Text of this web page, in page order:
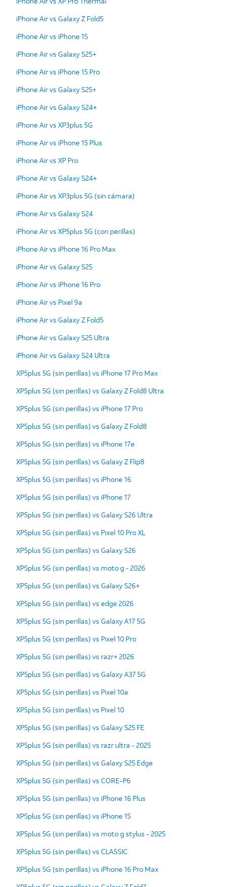
iPhone Air vs Galaxy Z Fold5
iPhone Air vs iPhone 15
iPhone Air vs Galaxy S25+
iPhone Air vs iPhone 15 Pro
iPhone Air vs Galaxy S25+
iPhone Air vs Galaxy S24+
iPhone Air vs XP3plus 5G
iPhone Air vs iPhone 15 Plus
iPhone Air vs XP Pro
iPhone Air vs Galaxy S24+
iPhone Air vs XP3plus 5G (sin cámara)
iPhone Air vs Galaxy S24
iPhone Air vs XP5plus 5G (con perillas)
iPhone Air vs iPhone 16 Pro Max
iPhone Air vs Galaxy S25
iPhone Air vs iPhone 16 Pro
iPhone Air vs Pixel 9a
iPhone Air vs Galaxy Z Fold5
iPhone Air vs Galaxy S25 Ultra
iPhone Air vs Galaxy S24 Ultra
XP5plus 5G (sin perillas) vs iPhone 17 Pro Max
XP5plus 5G (sin perillas) vs Galaxy Z Fold8 Ultra
XP5plus 5G (sin perillas) vs iPhone 17 Pro
XP5plus 5G (sin perillas) vs Galaxy Z Fold8
XP5plus 5G (sin perillas) vs iPhone 17e
XP5plus 5G (sin perillas) vs Galaxy Z Flip8
XP5plus 5G (sin perillas) vs iPhone 16
XP5plus 5G (sin perillas) vs iPhone 17
XP5plus 5G (sin perillas) vs Galaxy S26 Ultra
XP5plus 5G (sin perillas) vs Pixel 10 Pro XL
XP5plus 5G (sin perillas) vs Galaxy S26
XP5plus 5G (sin perillas) vs moto g - 2026
XP5plus 5G (sin perillas) vs Galaxy S26+
XP5plus 5G (sin perillas) vs edge 2026
XP5plus 5G (sin perillas) vs Galaxy A17 5G
XP5plus 5G (sin perillas) vs Pixel 10 Pro
XP5plus 5G (sin perillas) vs razr+ 2026
XP5plus 5G (sin perillas) vs Galaxy A37 5G
XP5plus 5G (sin perillas) vs Pixel 10a
XP5plus 5G (sin perillas) vs Pixel 10
XP5plus 5G (sin perillas) vs Galaxy S25 FE
XP5plus 5G (sin perillas) vs razr ultra - 2025
XP5plus 5G (sin perillas) vs Galaxy S25 Edge
XP5plus 5G (sin perillas) vs CORE-P6
XP5plus 5G (sin perillas) vs iPhone 16 Plus
XP5plus 5G (sin perillas) vs iPhone 15
XP5plus 5G (sin perillas) vs moto g stylus - 2025
XP5plus 5G (sin perillas) vs CLASSIC
XP5plus 5G (sin perillas) vs iPhone 16 Pro Max